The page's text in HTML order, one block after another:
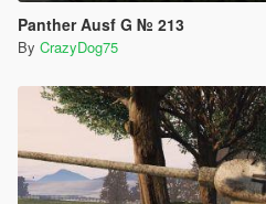
Panther Ausf G № 213
By CrazyDog75